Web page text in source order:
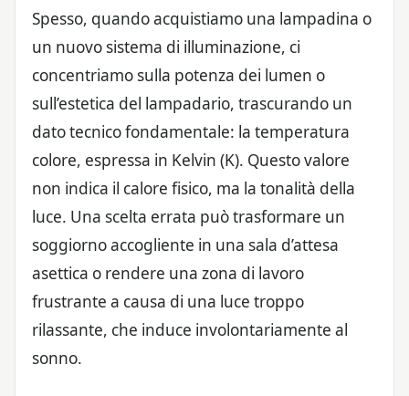
Spesso, quando acquistiamo una lampadina o
un nuovo sistema di illuminazione, ci
concentriamo sulla potenza dei lumen o
sull’estetica del lampadario, trascurando un
dato tecnico fondamentale: la temperatura
colore, espressa in Kelvin (K). Questo valore
non indica il calore fisico, ma la tonalità della
luce. Una scelta errata può trasformare un
soggiorno accogliente in una sala d’attesa
asettica o rendere una zona di lavoro
frustrante a causa di una luce troppo
rilassante, che induce involontariamente al
sonno.